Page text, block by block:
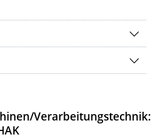
Verarbeitungstechnik: